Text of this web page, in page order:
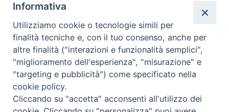
Informativa
Utilizziamo cookie o tecnologie simili per
finalità tecniche e, con il tuo consenso, anche per
altre finalità ("interazioni e funzionalità semplici",
"miglioramento dell'esperienza", "misurazione" e
"targeting e pubblicità") come specificato nella
cookie policy.
Cliccando su "accetta" acconsenti all'utilizzo dei